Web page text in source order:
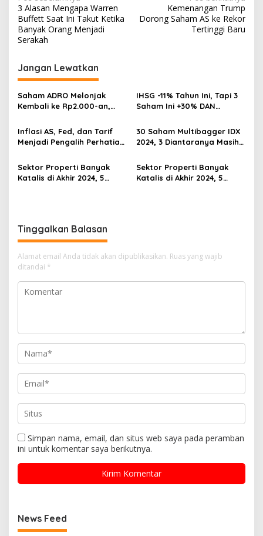
pos
3 Alasan Mengapa Warren
Buffett Saat Ini Takut Ketika
Banyak Orang Menjadi
Serakah
Kemenangan Trump
Dorong Saham AS ke Rekor
Tertinggi Baru
Jangan Lewatkan
Saham ADRO Melonjak
Kembali ke Rp2.000-an,
Prospeknya
IHSG -11% Tahun Ini, Tapi 3
Saham Ini +30% DAN
Multibagger?
Inflasi AS, Fed, dan Tarif
Menjadi Pengalih Perhatian
Keuangan
30 Saham Multibagger IDX
2024, 3 Diantaranya Masih
Sektor Properti Banyak
Katalis di Akhir 2024, 5
Sektor Properti Banyak
Katalis di Akhir 2024, 5
Tinggalkan Balasan
Alamat email Anda tidak akan dipublikasikan. Ruas yang wajib
ditandai *
Simpan nama, email, dan situs web saya pada peramban
ini untuk komentar saya berikutnya.
News Feed